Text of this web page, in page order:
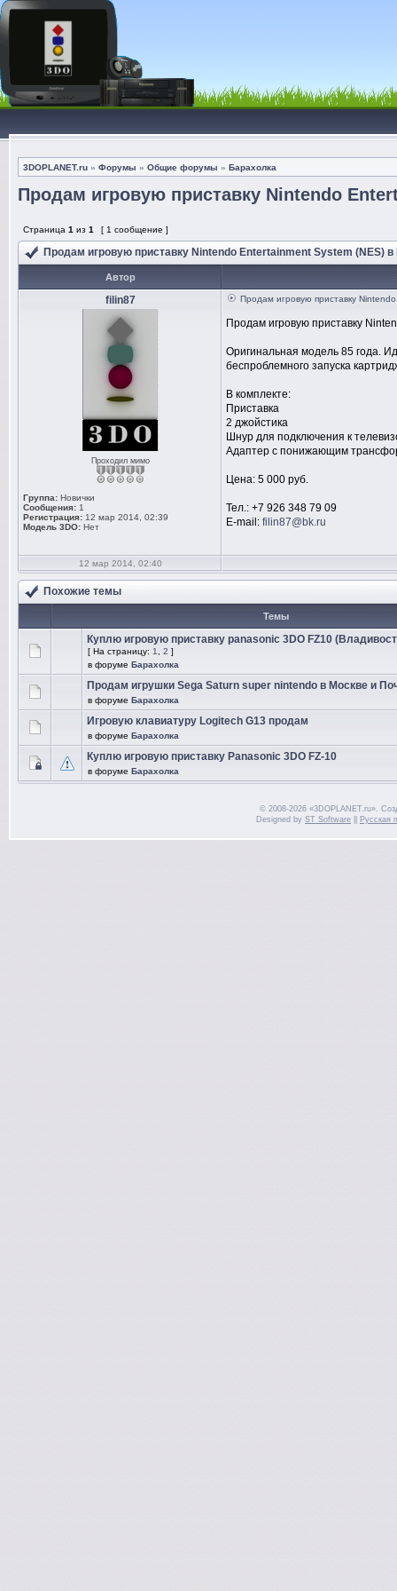
3DOPLANET.ru » Форумы » Общие форумы » Барахолка
Продам игровую приставку Nintendo
Страница 1 из 1 [ 1 сообщение ]
Продам игровую приставку Nintendo Entertainment System (NES)
Автор
filin87
Проходил мимо
Группа: Новички
Сообщения: 1
Регистрация: 12 мар 2014, 02:39
Модель 3DO: Нет
Продам игровую приставку
Продам игровую приставку
Оригинальная модель 85 года.
беспроблемного запуска
В комплекте:
Приставка
2 джойстика
Шнур для подключения к
Адаптер с понижающим
Цена: 5 000 руб.
Тел.: +7 926 348 79 09
E-mail: filin87@bk.ru
12 мар 2014, 02:40
Похожие темы
Темы
Куплю игровую приставку panasonic 3DO FZ10
[ На страницу: 1 2 ]
в форуме Барахолка
Продам игрушки Sega Saturn super nintendo в Москве и
в форуме Барахолка
Игровую клавиатуру Logitech G13 продам
в форуме Барахолка
Куплю игровую приставку Panasonic 3DO FZ-10
в форуме Барахолка
© 2008-2026 «3DOPLANET.ru».
Designed by ST Software Русская